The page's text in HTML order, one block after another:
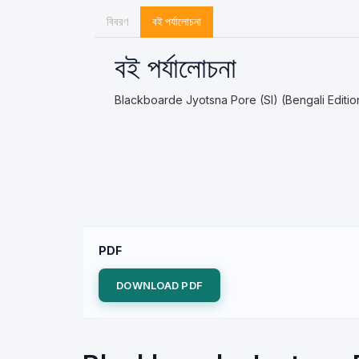
বিবরণ বই পর্যালোচনা
বই পর্যালোচনা
Blackboarde Jyotsna Pore (SI) (Bengali
PDF
DOWNLOAD PDF